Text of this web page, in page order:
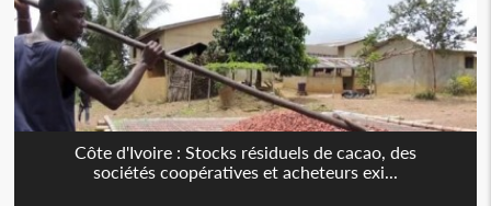
Côte d'Ivoire : Stocks résiduels de cacao, des
sociétés coopératives et acheteurs exi...